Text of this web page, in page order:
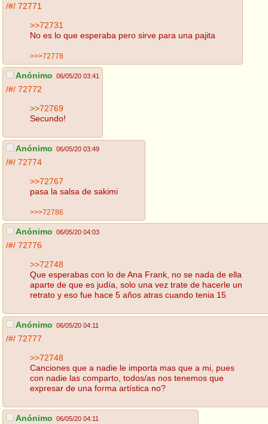
/#/ 72771
>>72731
No es lo que esperaba pero sirve para una pajita
>>>72778
Anónimo 06/05/20 03:41
/#/ 72772
>>72769
Secundo!
Anónimo 06/05/20 03:49
/#/ 72774
>>72767
pasa la salsa de sakimi
>>>72786
Anónimo 06/05/20 04:03
/#/ 72776
>>72748
Que esperabas con lo de Ana Frank, no se nada de ella
aparte de que es judía, solo una vez trate de hacerle un
retrato y eso fue hace 5 años atras cuando tenia 15
Anónimo 06/05/20 04:11
/#/ 72777
>>72748
Canciones que a nadie le importa mas que a mi, pues
con nadie las comparto, todos/as nos tenemos que
expresar de una forma artística no?
Anónimo 06/05/20 04:11